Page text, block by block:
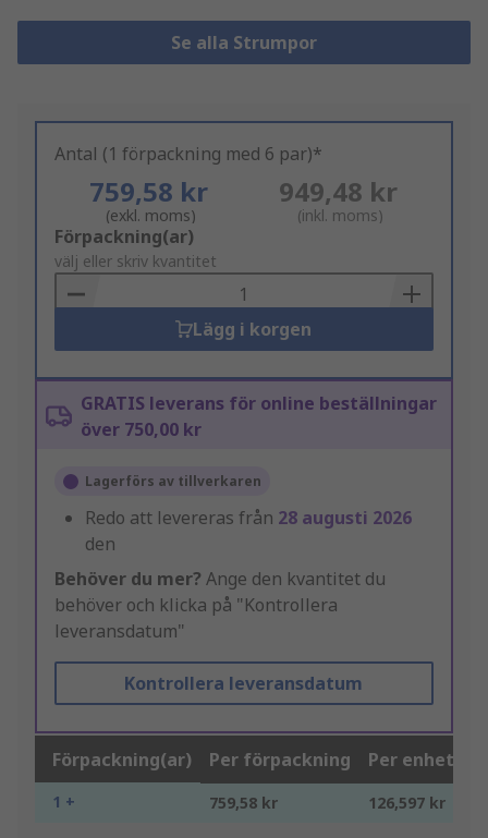
Se alla Strumpor
Antal (1 förpackning med 6 par)*
759,58 kr
(exkl. moms)
949,48 kr
(inkl. moms)
Add
to
Basket
Förpackning(ar)
välj eller skriv kvantitet
Lägg i korgen
GRATIS leverans för online beställningar
över 750,00 kr
Lagerförs av tillverkaren
Redo att levereras från 28 augusti 2026
den
Behöver du mer? Ange den kvantitet du
behöver och klicka på "Kontrollera
leveransdatum"
Kontrollera leveransdatum
Förpackning(ar) Per förpackning Per enhet*
1 + 759,58 kr 126,597 kr